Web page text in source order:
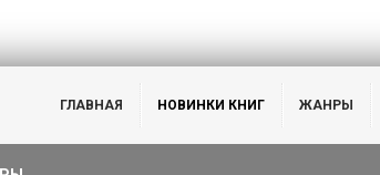
ГЛАВНАЯ НОВИНКИ КНИГ ЖАНРЫ